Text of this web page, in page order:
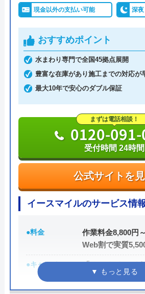
現金以外の支払い可能 深
おすすめポイント
水まわり専門で全国45拠点展開
豊富な在庫があり施工までの対応が
最大10年で安心のダブル保証
公式サイトを
まずは電話相談！
0120-
受付時間 24時間
イースマイルのサービス情
●料金
作業料金8,800円～
Web割で実質
●キャンペーン
「ホームページ
だけで、WEB
3,000円割引！